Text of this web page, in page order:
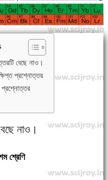
বেছে নাও।
প্রশ্নোত্তর
প্রশ্নোত্তর
নাও।
শ্রেণি